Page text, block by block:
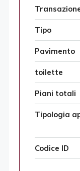
Tipo
Pavimento
toilette
Piani totali
Tipologia
Codice ID